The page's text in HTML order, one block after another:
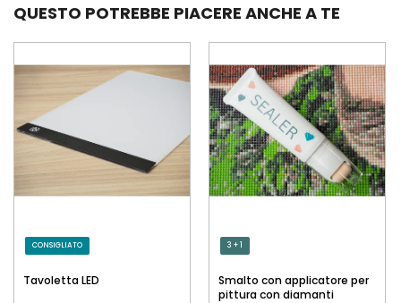
QUESTO POTREBBE PIACERE ANCHE A TE
CONSIGLIATO
Tavoletta LED
3 + 1
Smalto con applicatore per
pittura con diamanti